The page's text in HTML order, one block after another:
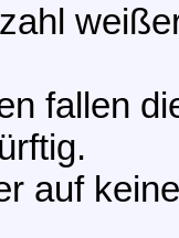
fallen
auf